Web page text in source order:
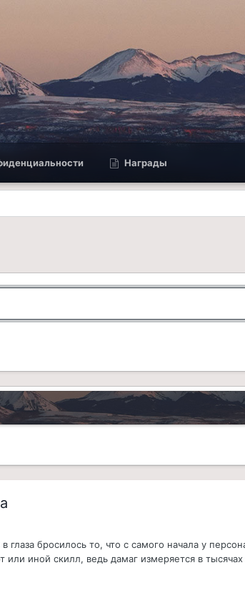
Награды
глаза бросилось то, что с самого начала у
иной скилл, ведь дамаг измеряется в